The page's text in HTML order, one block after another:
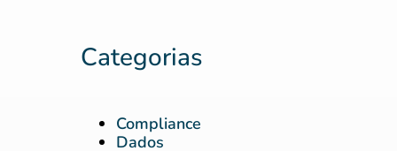
Categorias
Compliance
Dados